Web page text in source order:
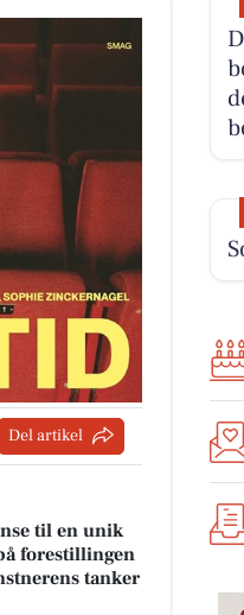
Del artikel
til en unik
forestillingen
tanker